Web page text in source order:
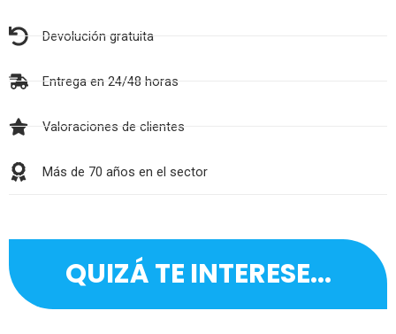
Devolución gratuita
Entrega en 24/48 horas
Valoraciones de clientes
Más de 70 años en el sector
QUIZÁ TE INTERESE...